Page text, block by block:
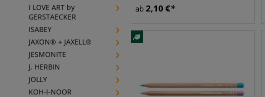
I LOVE ART by
GERSTAECKER
ISABEY
JAXON® + JAXELL®
JESMONITE
J. HERBIN
JOLLY
KOH-I-NOOR
ab 2,10 €